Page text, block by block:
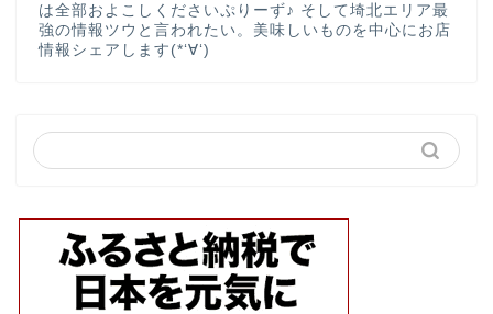
は全部およこしくださいぷりーず♪ そして埼北エリア最
強の情報ツウと言われたい。美味しいものを中心にお店
情報シェアします(*‘∀‘)